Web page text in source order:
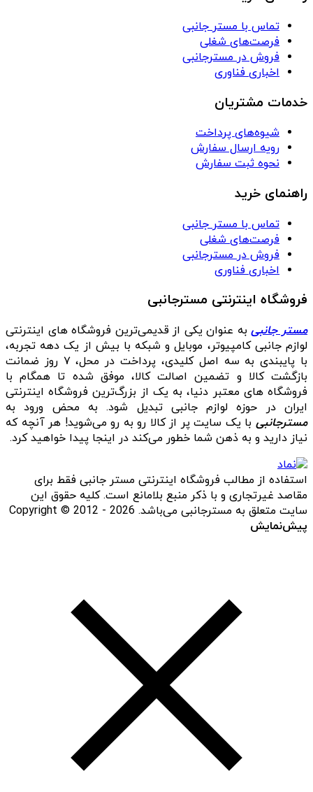
تماس با مستر جانبی
فرصت‌های شغلی
فروش در مسترجانبی
اخباری فناوری
خدمات مشتریان
شیوه‌های پرداخت
رویه ارسال سفارش
نحوه ثبت سفارش
راهنمای خرید
تماس با مستر جانبی
فرصت‌های شغلی
فروش در مسترجانبی
اخباری فناوری
فروشگاه اینترنتی مسترجانبی
مستر جانبیبه عنوان یکی از قدیمی‌ترین فروشگاه های اینترنتی
لوازم جانبی کامپیوتر، موبایل و شبکه با بیش از یک دهه تجربه،
با پایبندی به سه اصل کلیدی، پرداخت در محل، ۷ روز ضمانت
بازگشت کالا و تضمین اصالت کالا، موفق شده تا همگام با
فروشگاه‌ های معتبر دنیا، به یک از بزرگ‌ترین فروشگاه اینترنتی
ایران در حوزه لوازم جانبی تبدیل شود. به محض ورود به
مسترجانبی با یک سایت پر از کالا رو به رو می‌شوید! هر آنچه که
نیاز دارید و به ذهن شما خطور می‌کند در اینجا پیدا خواهید کرد.
استفاده از مطالب فروشگاه اینترنتی مستر جانبی فقط برای
مقاصد غیرتجاری و با ذکر منبع بلامانع است. کلیه حقوق این
سایت متعلق به مسترجانبی می‌باشد. Copyright © 2012 - 2026
پیش‌نمایش